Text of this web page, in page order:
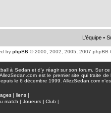
L’équipe •
by phpBB © 2000, 2002, 2005, 2007 phpBB
à Sedan et d'y réagir sur son forum. Sur
est le premier site qui traite
le 6 décembre 1999. AllezSedan.com
| liens |
match | Joueurs | Club |